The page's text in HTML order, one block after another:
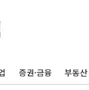
증권·금융 부동산
에 9440억 지급 확정되